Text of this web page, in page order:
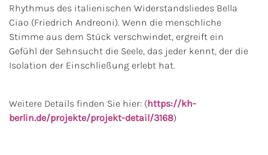
Rhythmus des italienischen Widerstandsliedes Bella
Ciao (Friedrich Andreoni). Wenn die menschliche
Stimme aus dem Stück verschwindet, ergreift ein
Gefühl der Sehnsucht die Seele, das jeder kennt, der die
Isolation der Einschließung erlebt hat.
Weitere Details finden Sie hier: (https://kh-
berlin.de/projekte/projekt-detail/3168)